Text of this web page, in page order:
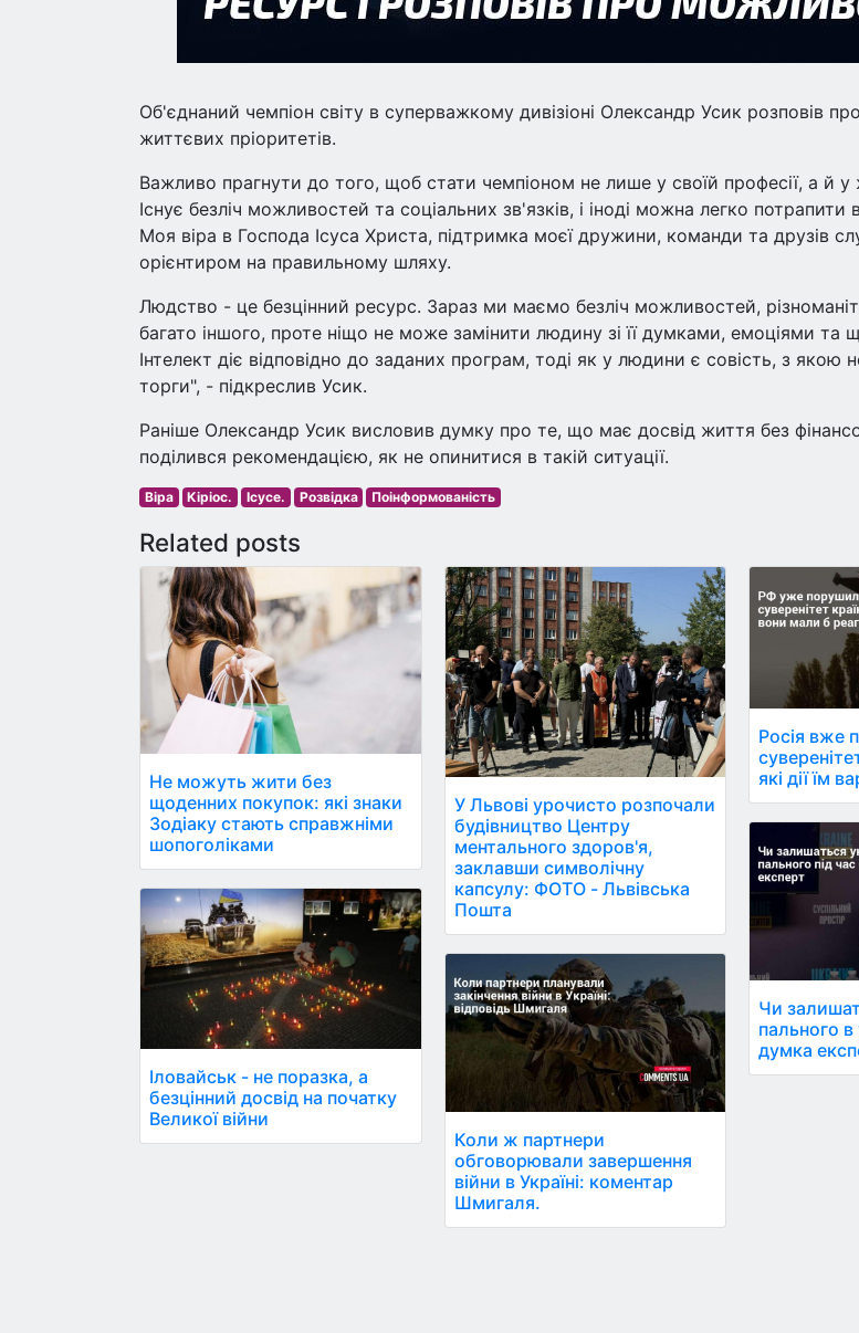
Об'єднаний чемпіон світу в суперважкому дивізіоні Олександр Усик розповів
життєвих пріоритетів.
Важливо прагнути до того, щоб стати чемпіоном не лише у своїй професії, а й у
Існує безліч можливостей та соціальних зв'язків, і іноді можна легко потрапити
Моя віра в Господа Ісуса Христа, підтримка моєї дружини, команди та друзів
орієнтиром на правильному шляху.
Людство - це безцінний ресурс. Зараз ми маємо безліч можливостей,
багато іншого, проте ніщо не може замінити людину зі її думками, емоціями
Інтелект діє відповідно до заданих програм, тоді як у людини є совість, з якою
торги", - підкреслив Усик.
Раніше Олександр Усик висловив думку про те, що має досвід життя без
поділився рекомендацією, як не опинитися в такій ситуації.
Віра Кіріос. Ісусе. Розвідка Поінформованість
Related posts
Не можуть жити без
щоденних покупок: які знаки
Зодіаку стають справжніми
шопоголіками
Іловайськ - не поразка, а
безцінний досвід на початку
Великої війни
У Львові урочисто розпочали
будівництво Центру
ментального здоров'я,
заклавши символічну
капсулу: ФОТО - Львівська
Пошта
Коли ж партнери
обговорювали завершення
війни в Україні: коментар
Шмигаля.
Росія вже
які дії їм
Чи
пального
думка